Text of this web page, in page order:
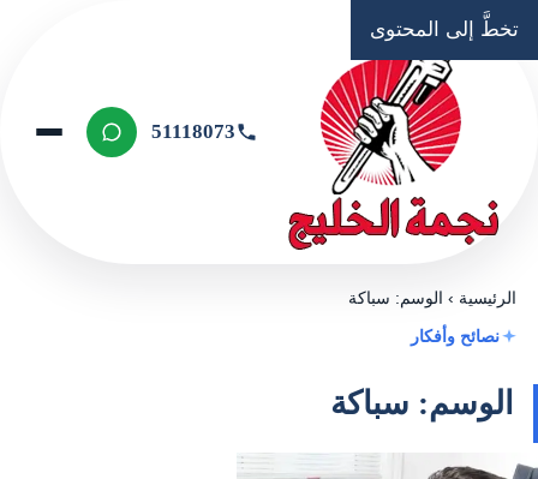
تخطَّ إلى المحتوى
51118073
الرئيسية ›الوسم: سباكة
نصائح وأفكار
الوسم: سباكة